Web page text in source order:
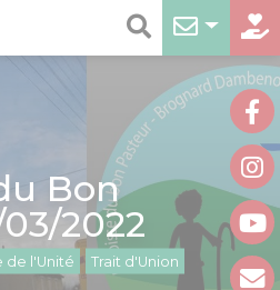
Bon
2022
de l'Unité Trait d'Union